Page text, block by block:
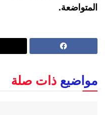
المتواضعة.
مواضيع ذات صلة